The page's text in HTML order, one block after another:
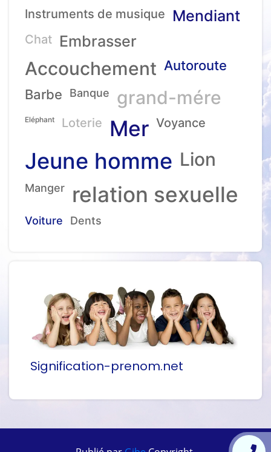
Instruments de musique Mendiant
Chat Embrasser
Accouchement Autoroute
Barbe
Banque grand-mére
Eléphant Loterie Mer Voyance
Jeune homme Lion
Manger relation sexuelle
Voiture Dents
Signification-prenom.net